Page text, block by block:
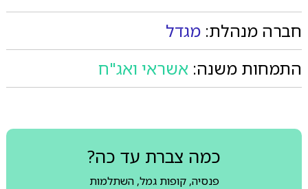
חברה מנהלת: מגדל
התמחות משנה: אשראי ואג"ח
כמה צברת עד כה?
פנסיה, קופות גמל, השתלמות